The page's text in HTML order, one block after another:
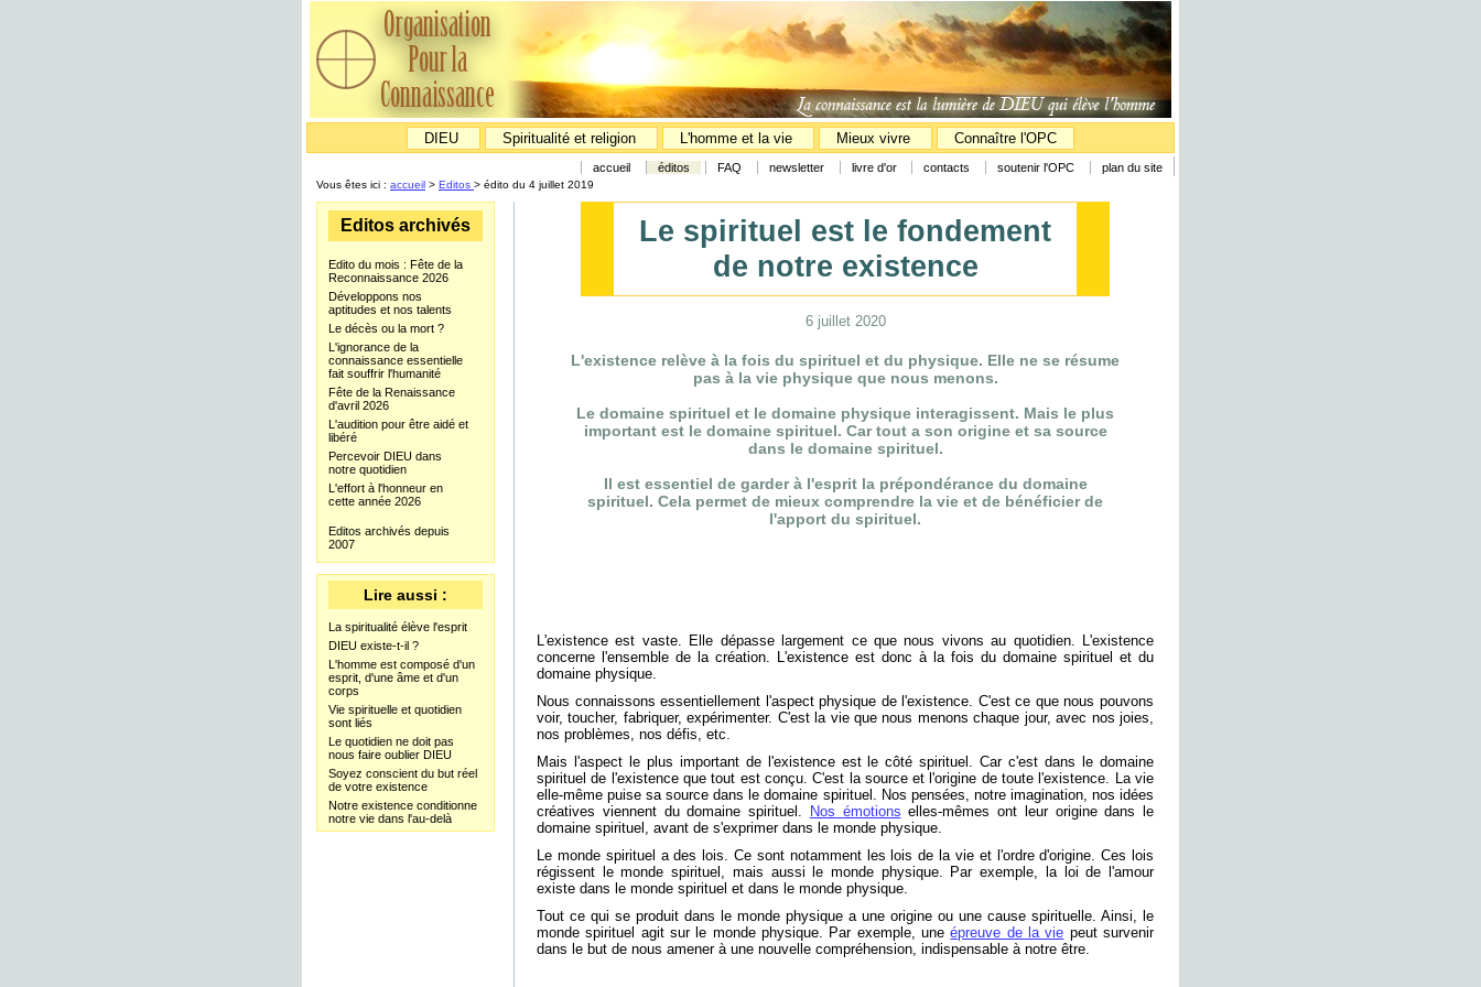
DIEU Spiritualité et religion L'homme et la vie Mieux vivre Connaître l'OPC
accueil éditos FAQ newsletter livre d'or contacts soutenir l'OPC plan du site
Vous êtes ici : accueil > Editos > édito du 4 juillet 2019
Le spirituel est le fondement
de notre existence
6 juillet 2020
L'existence relève à la fois du spirituel et du physique. Elle ne se résume
pas à la vie physique que nous menons.
Le domaine spirituel et le domaine physique interagissent. Mais le plus
important est le domaine spirituel. Car tout a son origine et sa source
dans le domaine spirituel.
Il est essentiel de garder à l'esprit la prépondérance du domaine
spirituel. Cela permet de mieux comprendre la vie et de bénéficier de
l'apport du spirituel.
L'existence est vaste. Elle dépasse largement ce que nous vivons au quotidien. L'existence
concerne l'ensemble de la création. L'existence est donc à la fois du domaine spirituel et du
domaine physique.
Nous connaissons essentiellement l'aspect physique de l'existence. C'est ce que nous pouvons
voir, toucher, fabriquer, expérimenter. C'est la vie que nous menons chaque jour, avec nos joies,
nos problèmes, nos défis, etc.
Mais l'aspect le plus important de l'existence est le côté spirituel. Car c'est dans le domaine
spirituel de l'existence que tout est conçu. C'est la source et l'origine de toute l'existence. La vie
elle-même puise sa source dans le domaine spirituel. Nos pensées, notre imagination, nos idées
créatives viennent du domaine spirituel.
Nos émotions elles-mêmes ont leur origine dans le
domaine spirituel, avant de s'exprimer dans le monde physique.
Le monde spirituel a des lois. Ce sont notamment les lois de la vie et l'ordre d'origine. Ces lois
régissent le monde spirituel, mais aussi le monde physique. Par exemple, la loi de l'amour
existe dans le monde spirituel et dans le monde physique.
Tout ce qui se produit dans le monde physique a une origine ou une cause spirituelle. Ainsi, le
monde spirituel agit sur le monde physique. Par exemple, uneépreuve de la vie peut survenir
dans le but de nous amener à une nouvelle compréhension, indispensable à notre être.
Editos archivés
Edito du mois : Fête de la
Reconnaissance 2026
Développons nos
aptitudes et nos talents
Le décès ou la mort ?
L'ignorance de la
connaissance essentielle
fait souffrir l'humanité
Fête de la Renaissance
d'avril 2026
L'audition pour être aidé et
libéré
Percevoir DIEU dans
notre quotidien
L'effort à l'honneur en
cette année 2026
Editos archivés depuis
2007
Lire aussi :
La spiritualité élève l'esprit
DIEU existe-t-il ?
L'homme est composé d'un
esprit, d'une âme et d'un
corps
Vie spirituelle et quotidien
sont liés
Le quotidien ne doit pas
nous faire oublier DIEU
Soyez conscient du but réel
de votre existence
Notre existence conditionne
notre vie dans l'au-delà